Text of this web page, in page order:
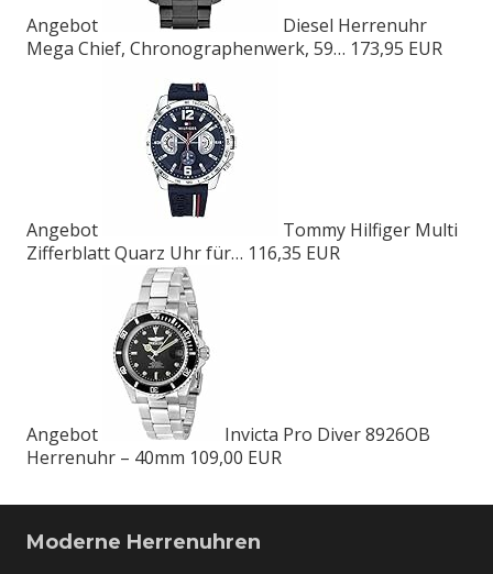
Angebot
Diesel Herrenuhr
Mega Chief, Chronographenwerk, 59… 173,95 EUR
Angebot
Tommy Hilfiger Multi
Zifferblatt Quarz Uhr für… 116,35 EUR
Angebot
Invicta Pro Diver 8926OB
Herrenuhr – 40mm 109,00 EUR
Moderne Herrenuhren